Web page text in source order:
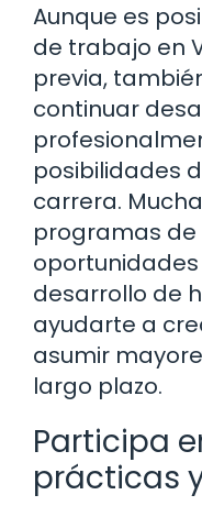
Aunque es
de trabajo en
previa,
continuar
posibilidades
carrera.
programas
desarrollo de
ayudarte a
asumir
largo plazo.
Participa
prácticas